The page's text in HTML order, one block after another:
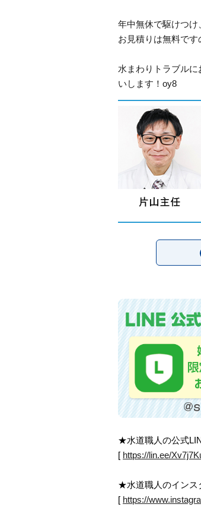
年中無休で駆けつけ
お見積りは無料です
水まわりトラブル
いします！oy8
★水道職人の公式
[ https://lin.ee/
★水道職人のインス
[ https://